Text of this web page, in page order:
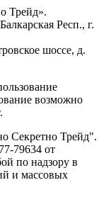
Трейд».
Респ., г.
шоссе, д.
возможно
Секретно Трейд".
79634 от
по надзору в
и массовых